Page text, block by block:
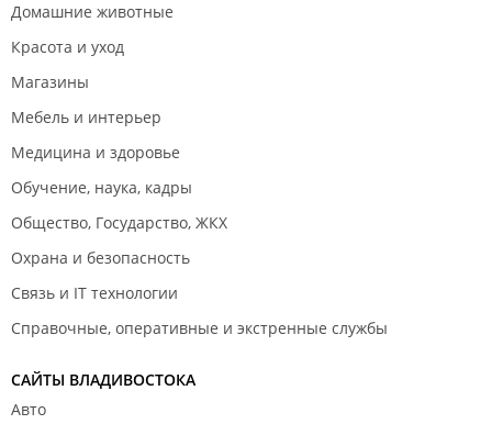
Домашние животные
Красота и уход
Магазины
Мебель и интерьер
Медицина и здоровье
Обучение, наука, кадры
Общество, Государство, ЖКХ
Охрана и безопасность
Связь и IT технологии
Справочные, оперативные и экстренные службы
САЙТЫ ВЛАДИВОСТОКА
Авто